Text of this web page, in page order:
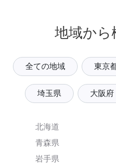
地域から
全ての地域 東京
埼玉県 大阪府
北海道
青森県
岩手県